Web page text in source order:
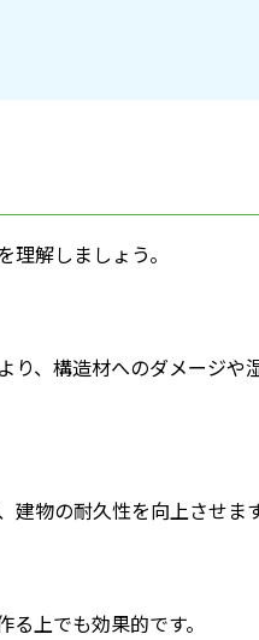
解しましょう。
、構造材へのダメージや
物の耐久性を向上させます
上でも効果的です。